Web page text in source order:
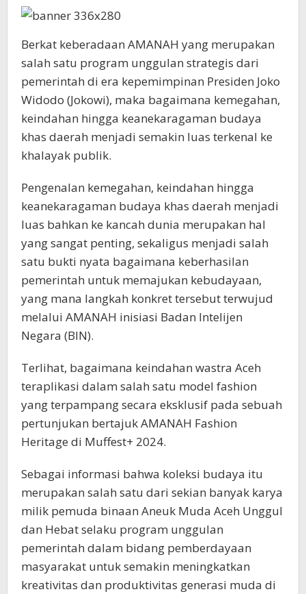
Berkat keberadaan AMANAH yang merupakan
salah satu program unggulan strategis dari
pemerintah di era kepemimpinan Presiden Joko
Widodo (Jokowi), maka bagaimana kemegahan,
keindahan hingga keanekaragaman budaya
khas daerah menjadi semakin luas terkenal ke
khalayak publik.
Pengenalan kemegahan, keindahan hingga
keanekaragaman budaya khas daerah menjadi
luas bahkan ke kancah dunia merupakan hal
yang sangat penting, sekaligus menjadi salah
satu bukti nyata bagaimana keberhasilan
pemerintah untuk memajukan kebudayaan,
yang mana langkah konkret tersebut terwujud
melalui AMANAH inisiasi Badan Intelijen
Negara (BIN).
Terlihat, bagaimana keindahan wastra Aceh
teraplikasi dalam salah satu model fashion
yang terpampang secara eksklusif pada sebuah
pertunjukan bertajuk AMANAH Fashion
Heritage di Muffest+ 2024.
Sebagai informasi bahwa koleksi budaya itu
merupakan salah satu dari sekian banyak karya
milik pemuda binaan Aneuk Muda Aceh Unggul
dan Hebat selaku program unggulan
pemerintah dalam bidang pemberdayaan
masyarakat untuk semakin meningkatkan
kreativitas dan produktivitas generasi muda di